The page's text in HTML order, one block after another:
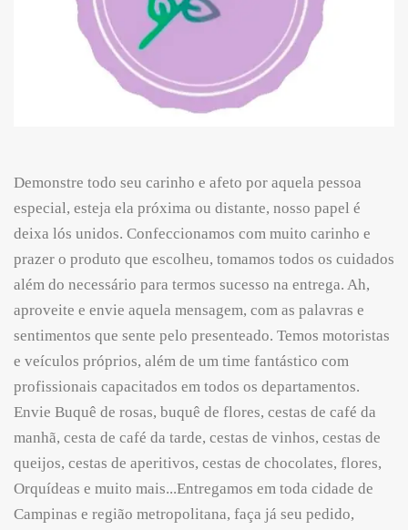
Demonstre todo seu carinho e afeto por aquela pessoa
especial, esteja ela próxima ou distante, nosso papel é
deixa lós unidos. Confeccionamos com muito carinho e
prazer o produto que escolheu, tomamos todos os cuidados
além do necessário para termos sucesso na entrega. Ah,
aproveite e envie aquela mensagem, com as palavras e
sentimentos que sente pelo presenteado. Temos motoristas
e veículos próprios, além de um time fantástico com
profissionais capacitados em todos os departamentos.
Envie Buquê de rosas, buquê de flores, cestas de café da
manhã, cesta de café da tarde, cestas de vinhos, cestas de
queijos, cestas de aperitivos, cestas de chocolates, flores,
Orquídeas e muito mais...Entregamos em toda cidade de
Campinas e região metropolitana, faça já seu pedido,